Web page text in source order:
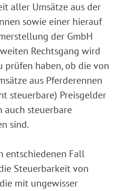
aller Umsätze aus der
sowie einer hierauf
der GmbH
Rechtsgang wird
prüfen haben, ob die von
aus Pferderennen
steuerbare) Preisgelder
steuerbare
sind.
entschiedenen Fall
Steuerbarkeit von
mit ungewisser